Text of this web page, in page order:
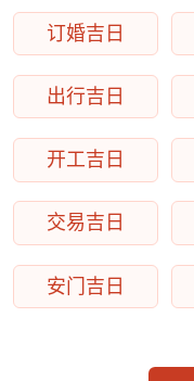
订婚吉日
出行吉日
开工吉日
交易吉日
安门吉日